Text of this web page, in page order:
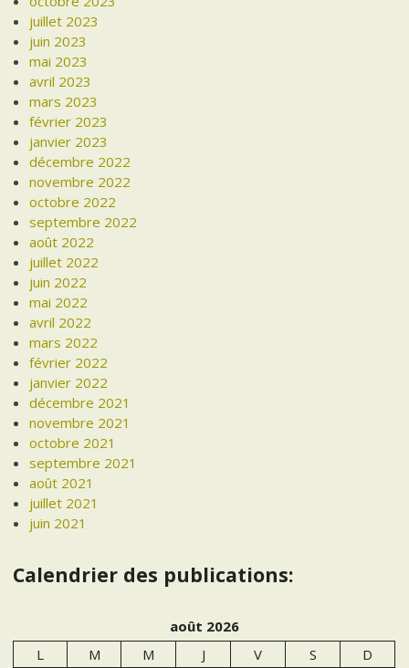
juillet 2023
juin 2023
mai 2023
avril 2023
mars 2023
février 2023
janvier 2023
décembre 2022
novembre 2022
octobre 2022
septembre 2022
août 2022
juillet 2022
juin 2022
mai 2022
avril 2022
mars 2022
février 2022
janvier 2022
décembre 2021
novembre 2021
octobre 2021
septembre 2021
août 2021
juillet 2021
juin 2021
Calendrier des publications:
août 2026
L
M M J V S D